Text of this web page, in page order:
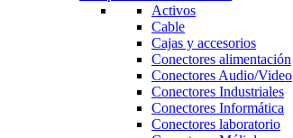
Activos
Cable
Cajas y accesorios
Conectores alimentación
Conectores Audio/Video
Conectores Industriales
Conectores Informática
Conectores laboratorio